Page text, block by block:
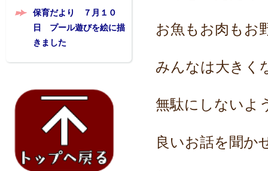
保育だより ７月１０
日 プール遊びを絵に描
きました
お魚もお肉もお
みんなは大きく
無駄にしないよ
良いお話を聞か